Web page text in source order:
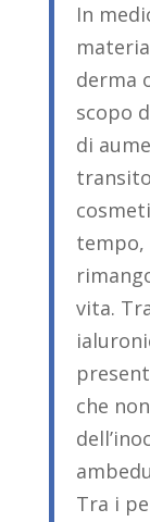
In
derma
scopo
di
tempo,
vita.
che
Tra i